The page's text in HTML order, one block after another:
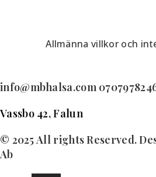
Allmänna villkor och
info@mbhalsa.com
Vassbo 42, Falun
© 2025 All rights Reserved.
Ab